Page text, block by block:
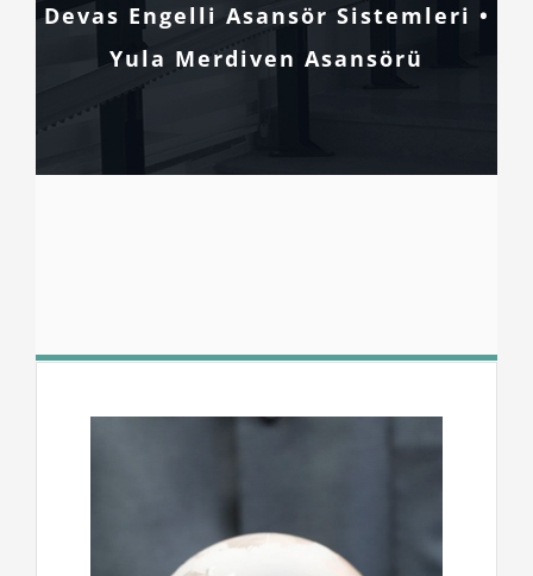
Devas Engelli Asansör Sistemleri •
Yula Merdiven Asansörü